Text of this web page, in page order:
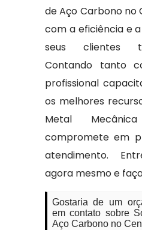
de Aço Carbono no
com a eficiência e
seus clientes
Contando tanto
profissional
os melhores
Metal
compromete em
atendimento.
agora mesmo e
Gostaria de um
em contato sobre
Aço Carbono no